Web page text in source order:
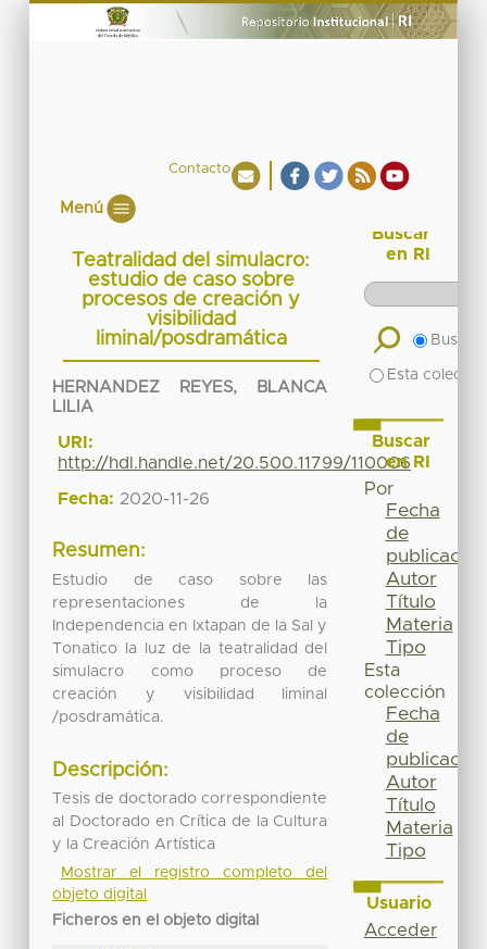
Contacto
Menú
Teatralidad del simulacro:
estudio de caso sobre
procesos de creación y
visibilidad
liminal/posdramática
HERNANDEZ REYES, BLANCA
LILIA
URI:
http://hdl.handle.net/20.500.11799/110006
Fecha: 2020-11-26
Resumen:
Estudio de caso sobre las
representaciones de la
Independencia en Ixtapan de la Sal y
Tonatico la luz de la teatralidad del
simulacro como proceso de
creación y visibilidad liminal
/posdramática.
Descripción:
Tesis de doctorado correspondiente
al Doctorado en Crítica de la Cultura
y la Creación Artística
Mostrar el registro completo del
objeto digital
Ficheros en el objeto digital
Buscar
en RI
Buscar
Esta
Buscar
en RI
Por
Fecha
de
publicación
Autor
Título
Materia
Tipo
Esta
colección
Fecha
de
publicación
Autor
Título
Materia
Tipo
Usuario
Acceder